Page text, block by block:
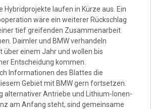
Hybridprojekte laufen in Kürze aus. Ein
wäre ein weiterer Rückschlag
tief greifenden Zusammenarbeit
Daimler und BMW verhandeln
über einem Jahr und wollen bis
Entscheidung kommen.
Informationen des Blattes die
Gebiet mit BMW gern fortsetzen.
alternativer Antriebe und Lithium-Ionen-
am Anfang steht, sind gemeinsame